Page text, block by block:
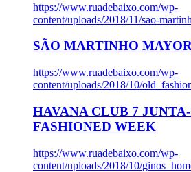
https://www.ruadebaixo.com/wp-
content/uploads/2018/11/sao-
SÃO MARTINHO
https://www.ruadebaixo.com/wp-
content/uploads/2018/10/
HAVANA CLUB 7
FASHIONED WEEK
https://www.ruadebaixo.com/wp-
content/uploads/2018/10/